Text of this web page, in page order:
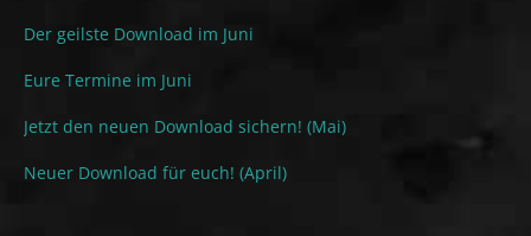
Der geilste Download im Juni
Eure Termine im Juni
Jetzt den neuen Download sichern! (Mai)
Neuer Download für euch! (April)